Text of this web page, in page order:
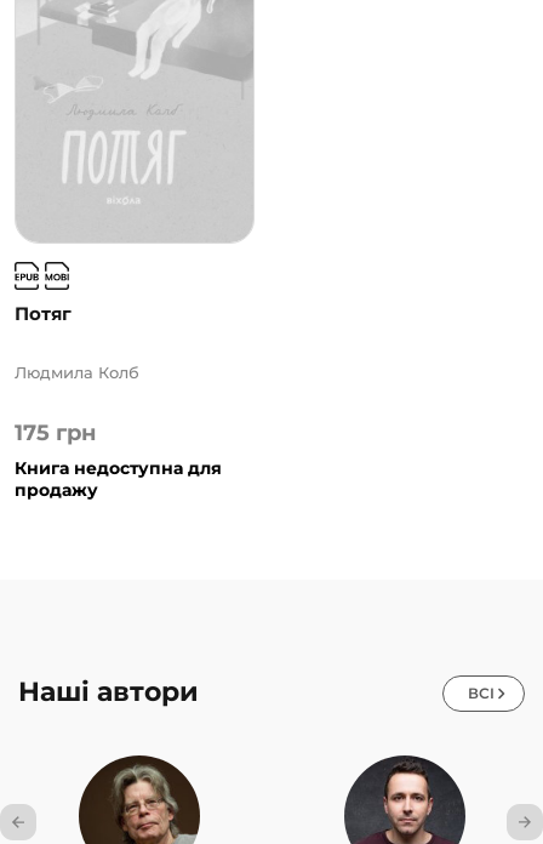
Потяг
175 грн
Людмила Колб
Книга недоступна для
продажу
Наші автори ВСІ